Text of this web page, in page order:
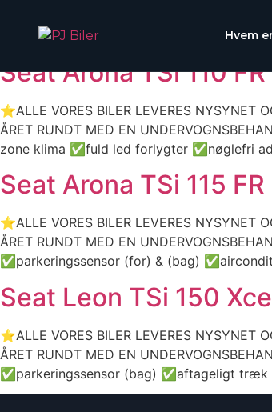
Hvem
Mærke:
Seat Arona TSi 110 FR
⭐ALLE VORES BILER LEVERES NYSYNET
ÅRET RUNDT MED EN
zone klima ✅fuld led forlygter ✅nøglefri
Seat Arona TSi 115 FR
⭐ALLE VORES BILER LEVERES NYSYNET
ÅRET RUNDT MED EN
✅parkeringssensor (for) & (bag)
Seat Leon TSi 150
⭐ALLE VORES BILER LEVERES NYSYNET
ÅRET RUNDT MED EN
✅parkeringssensor (bag) ✅aftageligt